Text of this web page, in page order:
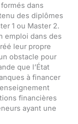
dans
des diplômes
1 ou Master 2.
emploi dans des
leur propre
obstacle pour
que l’État
à financer
financières
ayant une